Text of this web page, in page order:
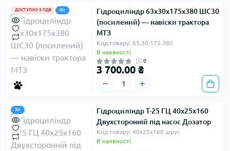
ДОСТУПНО З ПДВ Хіт
Гідроциліндр 63х30х175х380 ШС30
(посилений) — навіски трактора
МТЗ
Код товару: 63.30.175.380
В наявності
0
3 700.00 ₴
Хіт
Гідроциліндр Т-25 ГЦ 40х25х160
Двухсторонній під насос Дозатор
Код товару: 40х25х160 шрус
В наявності